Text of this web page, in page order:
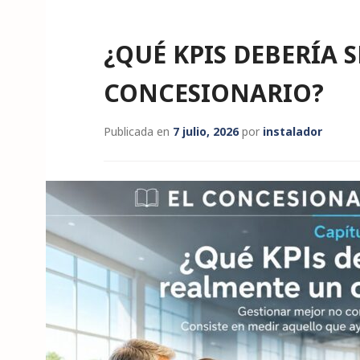
¿QUÉ KPIS DEBERÍA
CONCESIONARIO?
Publicada en 7 julio, 2026por instalador